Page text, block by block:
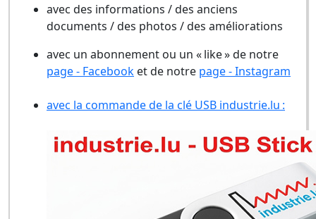
avec des informations / des anciens
documents / des photos / des améliorations
avec un abonnement ou un « like » de notre
page - Facebook et de notre page - Instagram
avec la commande de la clé USB industrie.lu :